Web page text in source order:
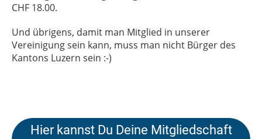
CHF 18.00.
Und übrigens, damit man Mitglied in unserer
Vereinigung sein kann, muss man nicht Bürger des
Kantons Luzern sein :-)
Hier kannst Du Deine Mitgliedschaft